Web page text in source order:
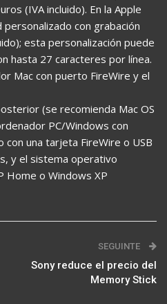
(IVA incluido). En la Apple
con grabación
esta personalización puede
hasta 27 caracteres por línea.
Mac con puerto FireWire y el
(se recomienda Mac OS
PC/Windows con
con una tarjeta FireWire o USB
y el sistema operativo
Home o Windows XP
SEGUINTE
Sony reduce el precio del
Memory Stick